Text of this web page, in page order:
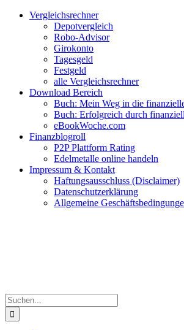
Zum
Facebook
Twitter
Instagram
Pinterest
YouTubeVergleichsrechner
Depotvergleich
Robo-Advisor
Girokonto
Tagesgeld
Festgeld
alle Vergleichsrechner
Download Bereich
Buch: Mein Weg in die
Buch: Erfolgreich durch
eBookWoche.com
Finanzblogroll
P2P Plattform Rating
Edelmetalle online handeln
Impressum & Kontakt
Haftungsausschluss (Disclaimer)
Datenschutzerklärung
Allgemeine
Suche
nach: